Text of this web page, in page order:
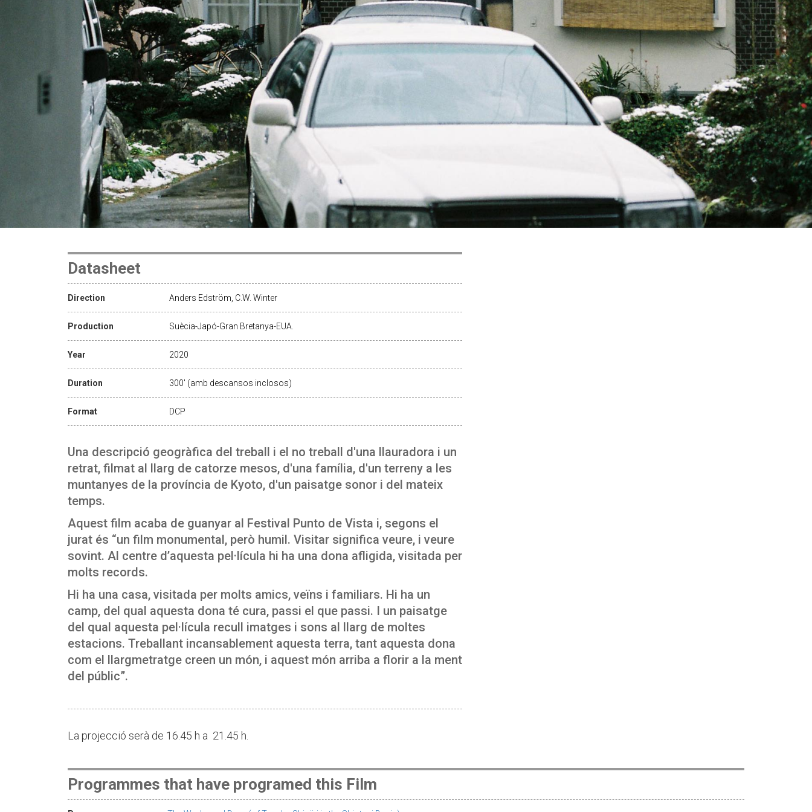
Datasheet
Direction Anders Edström, C.W. Winter
Production Suècia-Japó-Gran Bretanya-EUA.
Year 2020
Duration 300' (amb descansos inclosos)
Format DCP
Una descripció geogràfica del treball i el no treball d'una llauradora i un
retrat, filmat al llarg de catorze mesos, d'una família, d'un terreny a les
muntanyes de la província de Kyoto, d'un paisatge sonor i del mateix
temps.
Aquest film acaba de guanyar al Festival Punto de Vista i, segons el
jurat és “un film monumental, però humil. Visitar significa veure, i veure
sovint. Al centre d’aquesta pel·lícula hi ha una dona afligida, visitada per
molts records.
Hi ha una casa, visitada per molts amics, veïns i familiars. Hi ha un
camp, del qual aquesta dona té cura, passi el que passi. I un paisatge
del qual aquesta pel·lícula recull imatges i sons al llarg de moltes
estacions. Treballant incansablement aquesta terra, tant aquesta dona
com el llargmetratge creen un món, i aquest món arriba a florir a la ment
del públic”.
La projecció serà de 16.45 h a 21.45 h.
Programmes that have programed this Film